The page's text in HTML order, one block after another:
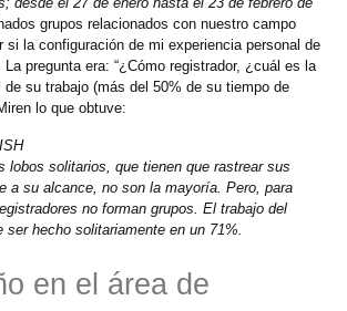
grupos relacionados con nuestro campo
si la configuración de mi experiencia personal de
pregunta era: “¿Cómo registrador, ¿cuál es la
de su trabajo (más del 50% de su tiempo de
lo que obtuve:
lobos solitarios, que tienen que rastrear sus
a su alcance, no son la mayoría. Pero, para
no forman grupos. El trabajo del
ser hecho solitariamente en un 71%.
en el área de